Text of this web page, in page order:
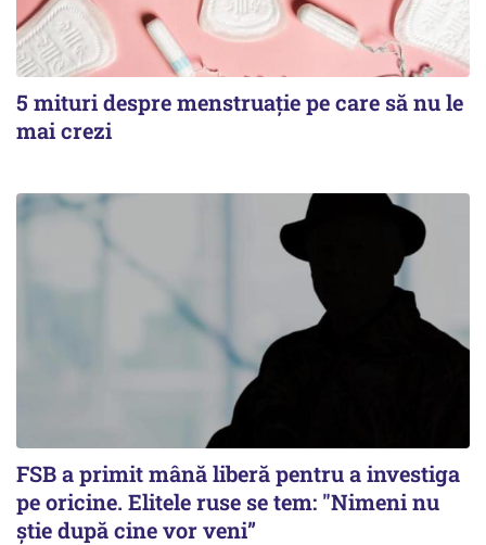
5 mituri despre menstruație pe care să nu le
mai crezi
FSB a primit mână liberă pentru a investiga
pe oricine. Elitele ruse se tem: "Nimeni nu
știe după cine vor veni”